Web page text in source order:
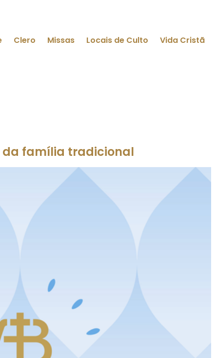
Clero Missas Locais de Culto Vida Cristã
da família tradicional